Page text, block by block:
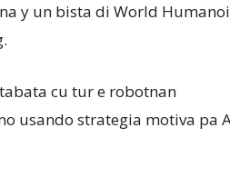
y un bista di World
cu tur e robotnan
usando strategia motiva pa